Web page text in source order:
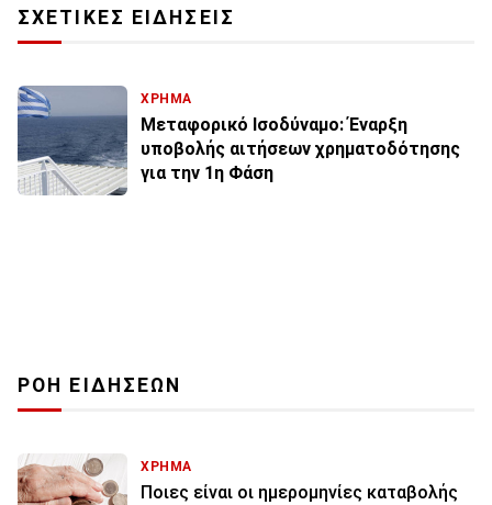
ΣΧΕΤΙΚΕΣ ΕΙΔΗΣΕΙΣ
ΧΡΗΜΑ
Μεταφορικό Ισοδύναμο: Έναρξη
υποβολής αιτήσεων χρηματοδότησης
για την 1η Φάση
ΡΟΗ ΕΙΔΗΣΕΩΝ
ΧΡΗΜΑ
Ποιες είναι οι ημερομηνίες καταβολής